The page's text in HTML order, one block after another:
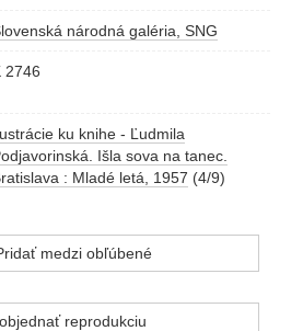
národná galéria, SNG
2746
ku knihe - Ľudmila
Išla sova na tanec.
: Mladé letá, 1957 (4/9)
medzi obľúbené
objednať reprodukciu